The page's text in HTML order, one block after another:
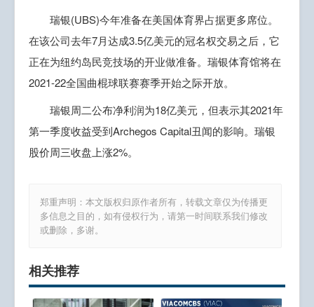
瑞银(UBS)今年准备在美国体育界占据更多席位。
在该公司去年7月达成3.5亿美元的冠名权交易之后，它
正在为纽约岛民竞技场的开业做准备。瑞银体育馆将在
2021-22全国曲棍球联赛赛季开始之际开放。
瑞银周二公布净利润为18亿美元，但表示其2021年
第一季度收益受到Archegos Capital丑闻的影响。瑞银
股价周三收盘上涨2%。
郑重声明：本文版权归原作者所有，转载文章仅为传播更
多信息之目的，如有侵权行为，请第一时间联系我们修改
或删除，多谢。
相关推荐